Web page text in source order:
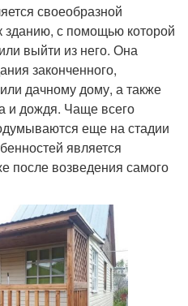
своеобразной
зданию, с помощью которой
выйти из него. Она
законченного,
дачному дому, а также
и дождя. Чаще всего
еще на стадии
является
после возведения самого